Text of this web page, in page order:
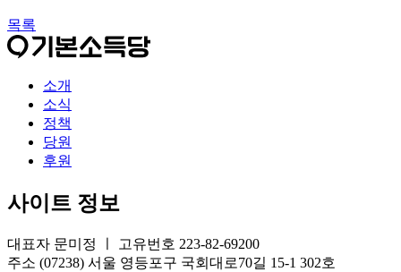
목록
소개
소식
정책
당원
후원
사이트 정보
대표자 문미정 ㅣ 고유번호 223-82-69200
주소 (07238) 서울 영등포구 국회대로70길 15-1 302호